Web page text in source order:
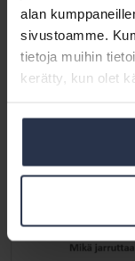
alan
sivustoamme.
tietoja muihin
kerätty, kun olet
ARA:n
Avustusten merkitys
toimenpiteitä
ammattilainen
vastaajista kokee
hetkellä